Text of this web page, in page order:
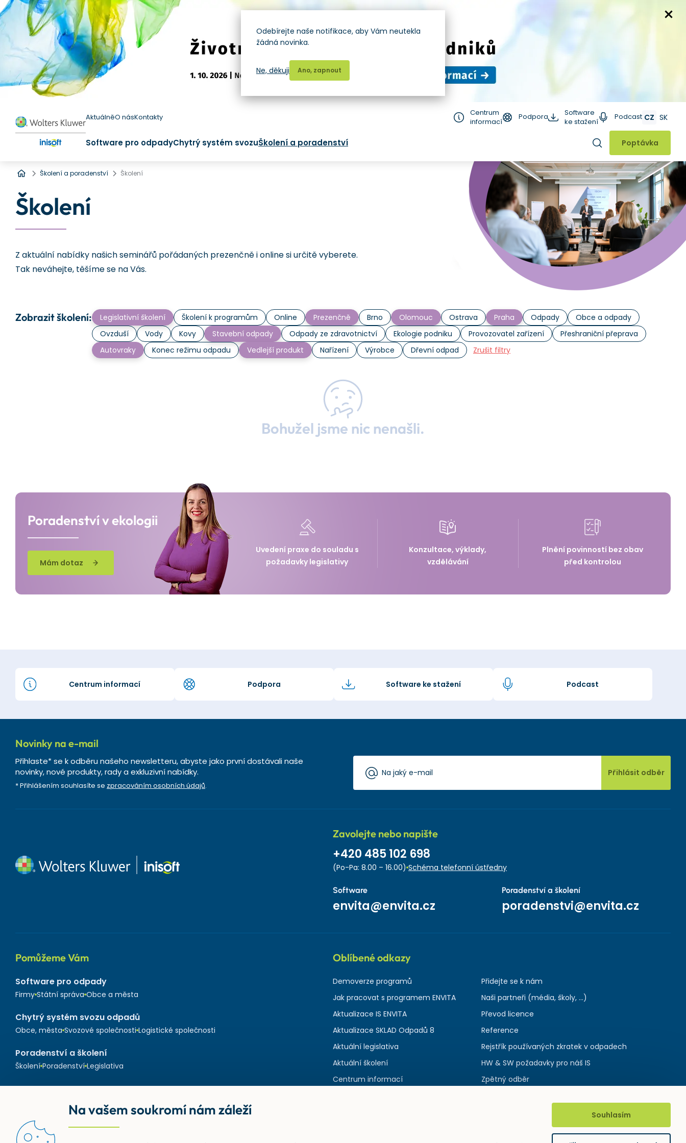
AktuálněO násKontakty
Centrum
informací
Podpora
Software
ke stažení
Podcast CZ SK
Software pro odpadyChytrý systém svozuŠkolení a poradenství Hledat
Poptávka
Úvod
Školení a poradenství Školení
Školení
Z aktuální nabídky našich seminářů pořádaných prezenčně i online si určitě vyberete.
Tak neváhejte, těšíme se na Vás.
Zobrazit školení: Legislativní školení Školení k programům Online Prezenčně Brno Olomouc Ostrava Praha Odpady
Obce a odpady
Ovzduší
Vody Kovy Stavební odpady Odpady ze zdravotnictví Ekologie podniku Provozovatel zařízení
Přeshraniční přeprava
Autovraky
Konec režimu odpadu Vedlejší produkt Nařízení Výrobce Dřevní odpad Zrušit filtry
Bohužel jsme nic nenašli.
Poradenství v ekologii
Mám dotaz
Uvedení praxe do souladu s
požadavky legislativy
Konzultace, výklady,
vzdělávání
Plnění povinností bez obav
před kontrolou
Centrum informací Podpora Software ke stažení Podcast
Novinky na e-mail
Přihlaste* se k odběru našeho newsletteru, abyste jako první dostávali naše
novinky, nové produkty, rady a exkluzivní nabídky.
* Přihlášením souhlasíte se zpracováním osobních údajů.
Přihlásit odběr
Zavolejte nebo napište
+420 485 102 698
(Po-Pa: 8.00 – 16.00) Schéma telefonní ústředny
Software
envita@envita.cz
Poradenství a školení
poradenstvi@envita.cz
Pomůžeme Vám
Software pro odpady
Firmy Státní správa Obce a města
Chytrý systém svozu odpadů
Obce, města Svozové společnosti Logistické společnosti
Poradenství a školení
Školení Poradenství Legislativa
Oblíbené odkazy
Demoverze programů
Jak pracovat s programem ENVITA
Aktualizace IS ENVITA
Aktualizace SKLAD Odpadů 8
Aktuální legislativa
Aktuální školení
Centrum informací
Přidejte se k nám
Naši partneři (média, školy, ...)
Převod licence
Reference
Rejstřík používaných zkratek v odpadech
HW & SW požadavky pro náš IS
Zpětný odběr
Odebírejte naše notifikace, aby Vám neutekla
žádná novinka.
Ano, zapnout
Ne, děkuji
Na vašem soukromí nám záleží Souhlasím